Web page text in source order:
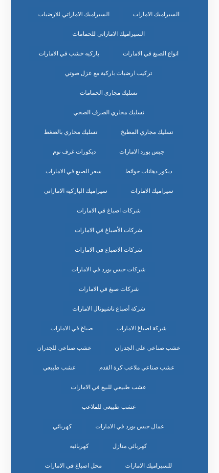
السيراميك الامارات السيراميك الاماراتي للارضيات
السيراميك الاماراتي للحمامات
انواع الصبغ في الامارات باركيه خشب في الامارات
تركيب ارضيات باركية مع عزل صوتي
تسليك مجاري الحمامات
تسليك مجاري الصرف الصحي
تسليك مجاري المطبخ تسليك مجاري بالضغط
جبس بورد الامارات ديكورات غرف نوم
ديكور دهانات حوائط سعر الصبغ في الامارات
سيراميك الامارات سيراميك الباركيه الاماراتي
شركات اصباغ في الامارات
شركات الأصباغ في الامارات
شركات الاصباغ في الامارات
شركات جبس بورد في الامارات
شركات صبغ في الامارات
شركة أصباغ ناشيونال الامارات
شركة اصباغ الامارات صباغ في الامارات
عشب صناعي على الجدران عشب صناعي للجدران
عشب صناعي ملاعب كرة القدم عشب طبيعي
عشب طبيعي للبيع في الامارات
عشب طبيعي للملاعب
عمال جبس بورد في الامارات كهربائي
كهربائي منازل كهربائيه
للسيراميك الامارات محل اصباغ في الامارات